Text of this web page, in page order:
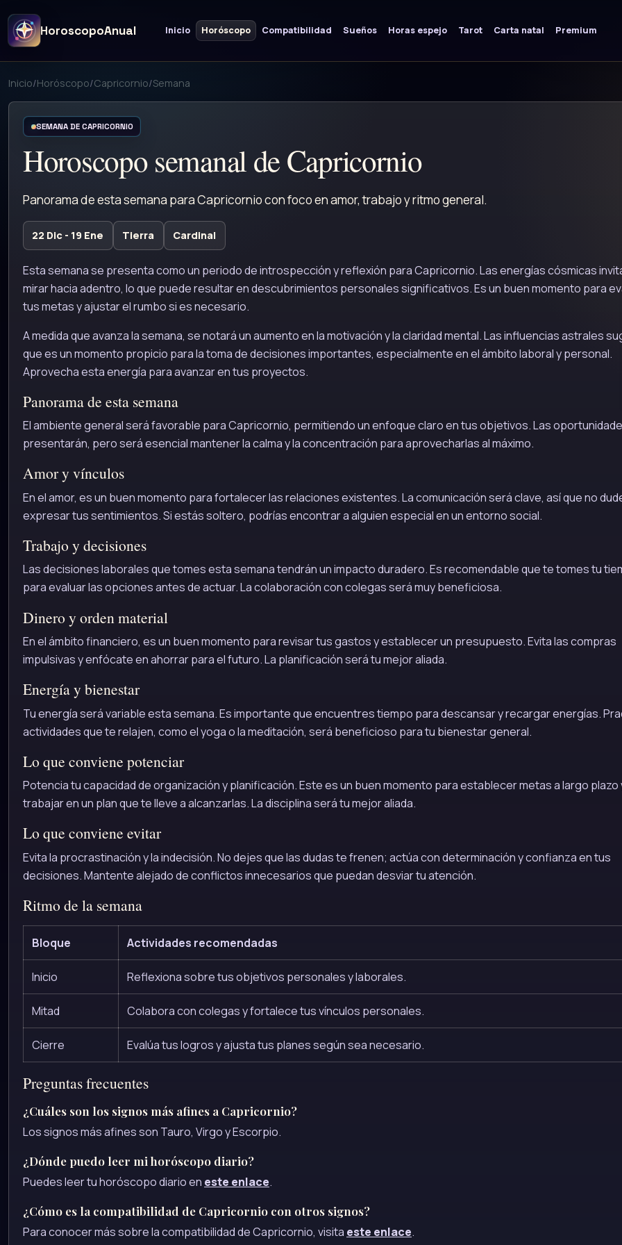
HoroscopoAnual Inicio Horóscopo Compatibilidad Sueños Horas espejo Tarot Carta natal Premium
Inicio/Horóscopo/Capricornio/Semana
SEMANA DE CAPRICORNIO
Horoscopo semanal de Capricornio
Panorama de esta semana para Capricornio con foco en amor, trabajo y ritmo general.
22 Dic - 19 Ene Tierra Cardinal
Esta semana se presenta como un periodo de introspección y reflexión para Capricornio. Las energías cósmicas
mirar hacia adentro, lo que puede resultar en descubrimientos personales significativos. Es un buen momento para
tus metas y ajustar el rumbo si es necesario.
A medida que avanza la semana, se notará un aumento en la motivación y la claridad mental. Las influencias astrales
que es un momento propicio para la toma de decisiones importantes, especialmente en el ámbito laboral y personal.
Aprovecha esta energía para avanzar en tus proyectos.
Panorama de esta semana
El ambiente general será favorable para Capricornio, permitiendo un enfoque claro en tus objetivos. Las
presentarán, pero será esencial mantener la calma y la concentración para aprovecharlas al máximo.
Amor y vínculos
En el amor, es un buen momento para fortalecer las relaciones existentes. La comunicación será clave, así que no
expresar tus sentimientos. Si estás soltero, podrías encontrar a alguien especial en un entorno social.
Trabajo y decisiones
Las decisiones laborales que tomes esta semana tendrán un impacto duradero. Es recomendable que te tomes tu
para evaluar las opciones antes de actuar. La colaboración con colegas será muy beneficiosa.
Dinero y orden material
En el ámbito financiero, es un buen momento para revisar tus gastos y establecer un presupuesto. Evita las compras
impulsivas y enfócate en ahorrar para el futuro. La planificación será tu mejor aliada.
Energía y bienestar
Tu energía será variable esta semana. Es importante que encuentres tiempo para descansar y recargar energías.
actividades que te relajen, como el yoga o la meditación, será beneficioso para tu bienestar general.
Lo que conviene potenciar
Potencia tu capacidad de organización y planificación. Este es un buen momento para establecer metas a largo plazo
trabajar en un plan que te lleve a alcanzarlas. La disciplina será tu mejor aliada.
Lo que conviene evitar
Evita la procrastinación y la indecisión. No dejes que las dudas te frenen; actúa con determinación y confianza en tus
decisiones. Mantente alejado de conflictos innecesarios que puedan desviar tu atención.
Ritmo de la semana
Bloque Actividades recomendadas
Inicio Reflexiona sobre tus objetivos personales y laborales.
Mitad Colabora con colegas y fortalece tus vínculos personales.
Cierre Evalúa tus logros y ajusta tus planes según sea necesario.
Preguntas frecuentes
¿Cuáles son los signos más afines a Capricornio?
Los signos más afines son Tauro, Virgo y Escorpio.
¿Dónde puedo leer mi horóscopo diario?
Puedes leer tu horóscopo diario en este enlace.
¿Cómo es la compatibilidad de Capricornio con otros signos?
Para conocer más sobre la compatibilidad de Capricornio, visita este enlace.